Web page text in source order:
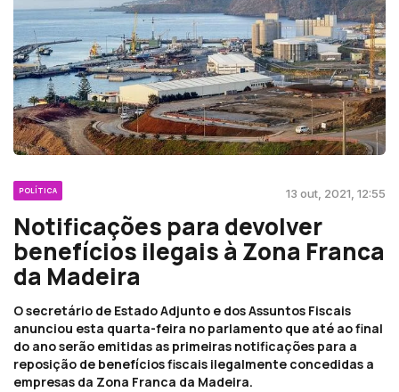
POLÍTICA 13 out, 2021, 12:55
Notificações para devolver
benefícios ilegais à Zona Franca
da Madeira
O secretário de Estado Adjunto e dos Assuntos Fiscais
anunciou esta quarta-feira no parlamento que até ao final
do ano serão emitidas as primeiras notificações para a
reposição de benefícios fiscais ilegalmente concedidas a
empresas da Zona Franca da Madeira.